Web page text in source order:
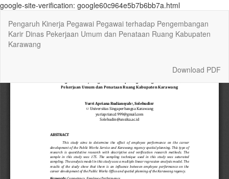
google-site-verification: google60c964e5b7b6bb7a.html
Article
Details
Pengaruh Kinerja Pegawai Pegawai terhadap Pengembangan
Karir Dinas Pekerjaan Umum dan Penataan Ruang Kabupaten
Karawang
Download
Download PDF